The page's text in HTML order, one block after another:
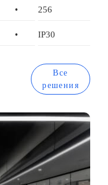
• 256
• IP30
Все
решения